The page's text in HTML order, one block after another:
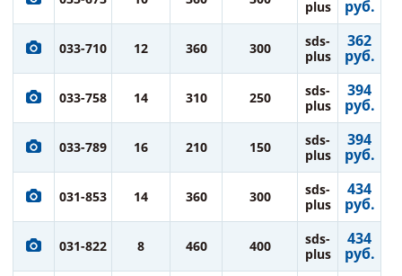
plus
руб.
033-710 12 360 300
sds-
plus
362
руб.
033-758 14 310 250
sds-
plus
394
руб.
033-789 16 210 150
sds-
plus
394
руб.
031-853 14 360 300
sds-
plus
434
руб.
031-822 8 460 400
sds-
plus
434
руб.